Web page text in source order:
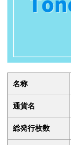
名称
通貨名
総発行枚数